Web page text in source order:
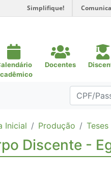
Simplifique!
Docentes
Inicial Produção Teses
Discente -